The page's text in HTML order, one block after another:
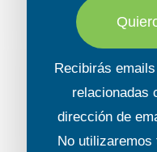
En todas nuestras
botiquín de
obligatorio llevar
en función del
mínimo:
Recibirás
relacionadas
dirección de
No utilizaremos